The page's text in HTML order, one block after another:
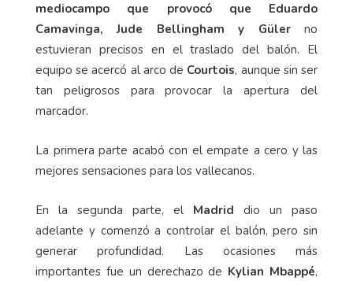
mediocampo que provocó que Eduardo
Camavinga, Jude Bellingham y Gülerno
estuvieran precisos en el traslado del balón. El
equipo se acercó al arco de Courtois, aunque sin ser
tan peligrosos para provocar la apertura del
marcador.
La primera parte acabó con el empate a cero y las
mejores sensaciones para los vallecanos.
En la segunda parte, el Madrid dio un paso
adelante y comenzó a controlar el balón, pero sin
generar profundidad. Las ocasiones más
importantes fue un derechazo de Kylian Mbappé,